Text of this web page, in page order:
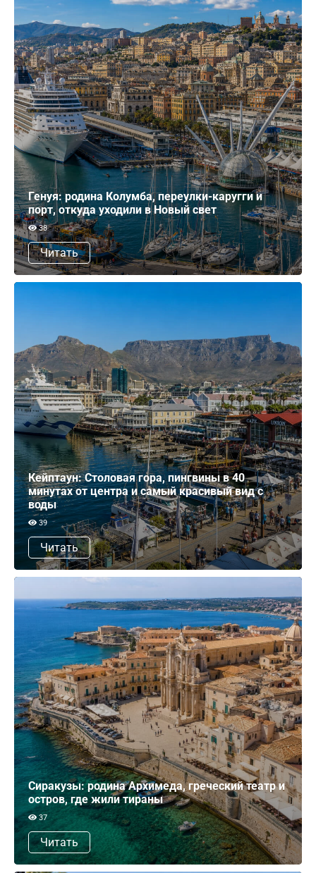
Генуя: родина Колумба, переулки-каругги и
порт, откуда уходили в Новый свет
38
Читать
Кейптаун: Столовая гора, пингвины в 40
минутах от центра и самый красивый вид с
воды
39
Читать
Сиракузы: родина Архимеда, греческий театр и
остров, где жили тираны
37
Читать